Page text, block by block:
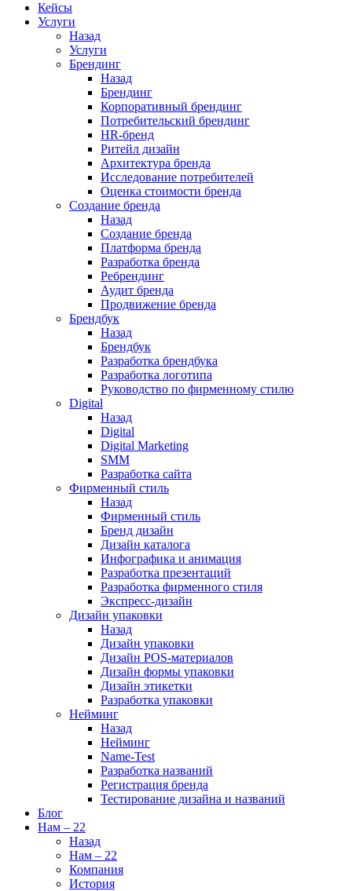
Кейсы
Услуги
Назад
Услуги
Брендинг
Назад
Брендинг
Корпоративный брендинг
Потребительский брендинг
НR-бренд
Ритейл дизайн
Архитектура бренда
Исследование потребителей
Оценка стоимости бренда
Создание бренда
Назад
Создание бренда
Платформа бренда
Разработка бренда
Ребрендинг
Аудит бренда
Продвижение бренда
Брендбук
Назад
Брендбук
Разработка брендбука
Разработка логотипа
Руководство по фирменному стилю
Digital
Назад
Digital
Digital Marketing
SMM
Разработка сайта
Фирменный стиль
Назад
Фирменный стиль
Бренд дизайн
Дизайн каталога
Инфографика и анимация
Разработка презентаций
Разработка фирменного стиля
Экспресс-дизайн
Дизайн упаковки
Назад
Дизайн упаковки
Дизайн POS-материалов
Дизайн формы упаковки
Дизайн этикетки
Разработка упаковки
Нейминг
Назад
Нейминг
Name-Test
Разработка названий
Регистрация бренда
Тестирование дизайна и названий
Блог
Нам – 22
Назад
Нам – 22
Компания
История